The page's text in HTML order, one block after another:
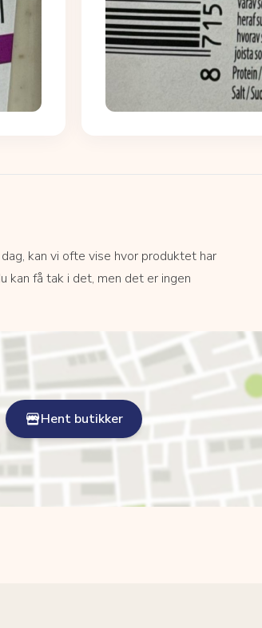
kan vi ofte vise hvor produktet har
kan få tak i det, men det er ingen
Hent butikker